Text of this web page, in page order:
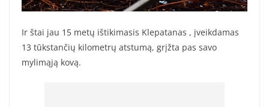
Ir štai jau 15 metų ištikimasis Klepatanas , įveikdamas
13 tūkstančių kilometrų atstumą, grįžta pas savo
mylimąją kovą.